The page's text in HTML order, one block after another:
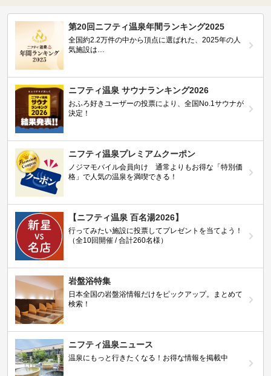
第20回ニフティ温泉年間ランキング2025
全国約2.2万件の中から頂点に選ばれた、2025年の人
気施設は…
ニフティ温泉 サウナランキング2026
おふろ好きユーザーの投票により、全国No.1サウナが
決定！
ニフティ温泉プレミアムクーポン
ノジマモバイル会員向け 通常よりもお得な「特別価
格」で人気の温泉を満喫できる！
【ニフティ温泉 百名湯2026】
行ってみたい施設に投票してプレゼントを当てよう！
（全10回開催 / 合計260名様）
岩盤浴特集
日本全国の岩盤浴情報だけをピックアップ。まとめて
検索！
ニフティ温泉ニュース
温泉にもっと行きたくなる！お得な情報を掲載中